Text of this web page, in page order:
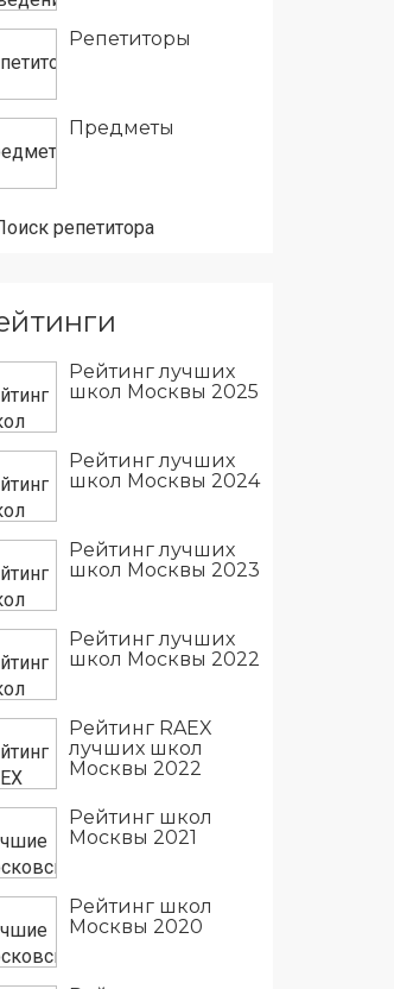
Репетиторы
Предметы
Рейтинг лучших
школ Москвы 2025
Рейтинг лучших
школ Москвы 2024
Рейтинг лучших
школ Москвы 2023
Рейтинг лучших
школ Москвы 2022
Рейтинг RAEX
лучших школ
Москвы 2022
Рейтинг школ
Москвы 2021
Рейтинг школ
Москвы 2020